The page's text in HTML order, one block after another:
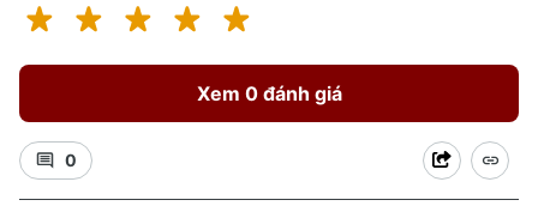
Xem 0 đánh giá
0